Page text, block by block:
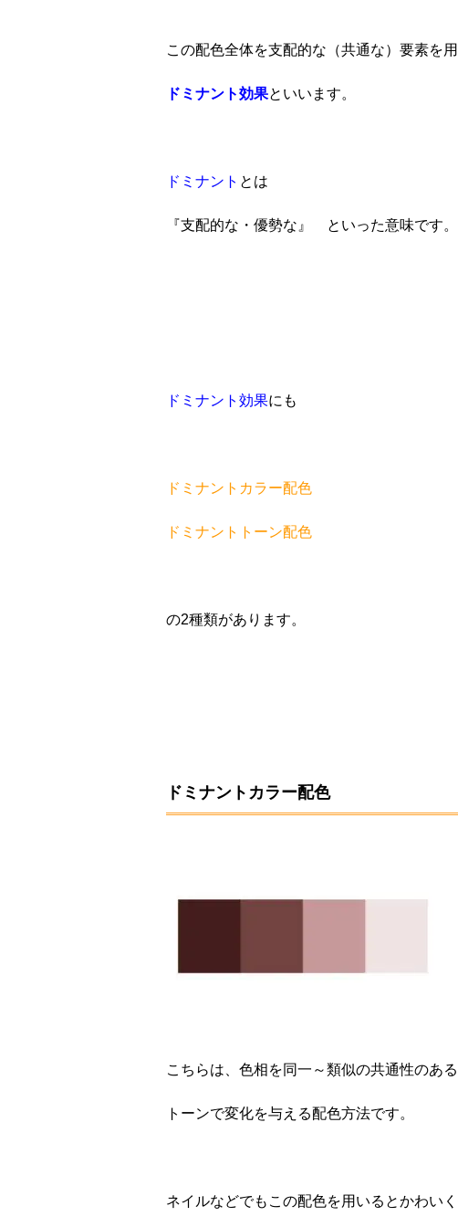
この配色全体を支配的な（共通な）要素を
ドミナント効果といいます。
ドミナント とは
『支配的な・優勢な』 といった意味です。
ドミナント効果にも
ドミナントカラー配色
ドミナントトーン配色
の2種類があります。
ドミナントカラー配色
こちらは、色相を同一～類似の共通性のあ
トーンで変化を与える配色方法です。
ネイルなどでもこの配色を用いるとかわい